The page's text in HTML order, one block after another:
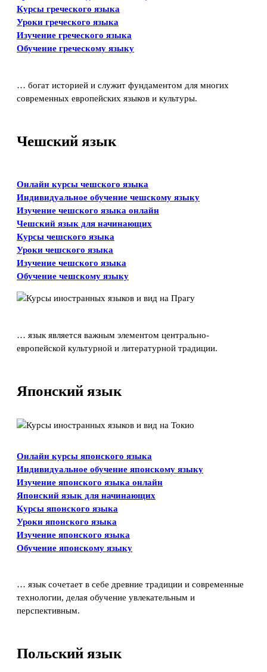
Курсы греческого языка
Уроки греческого языка
Изучение греческого языка
Обучение греческому языку
… богат историей и служит фундаментом для многих
современных европейских языков и культуры.
Чешский язык
Онлайн курсы чешского языка
Индивидуальное обучение чешскому языку
Изучение чешского языка онлайн
Чешский язык для начинающих
Курсы чешского языка
Уроки чешского языка
Изучение чешского языка
Обучение чешскому языку
… язык является важным элементом центрально-
европейской культурной и литературной традиции.
Японский язык
Онлайн курсы японского языка
Индивидуальное обучение японскому языку
Изучение японского языка онлайн
Японский язык для начинающих
Курсы японского языка
Уроки японского языка
Изучение японского языка
Обучение японскому языку
… язык сочетает в себе древние традиции и современные
технологии, делая обучение увлекательным и
перспективным.
Польский язык